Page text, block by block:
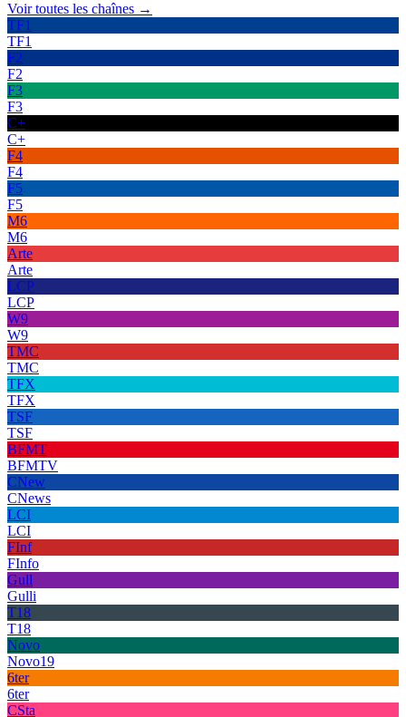
Voir toutes les chaînes →
TF1
TF1
F2
F2
F3
F3
C+
C+
F4
F4
F5
F5
M6
M6
Arte
Arte
LCP
LCP
W9
W9
TMC
TMC
TFX
TFX
TSF
TSF
BFMT
BFMTV
CNew
CNews
LCI
LCI
FInf
FInfo
Gull
Gulli
T18
T18
Novo
Novo19
6ter
6ter
CSta